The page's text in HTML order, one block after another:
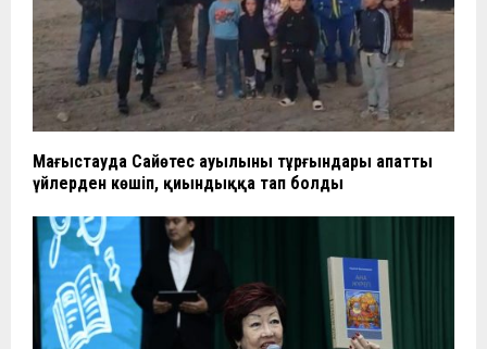
Маңғыстауда Сайөтес ауылының тұрғындары апатты
үйлерден көшіп, қиындыққа тап болды